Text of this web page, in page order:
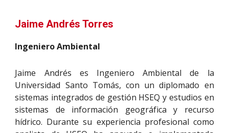
Jaime Andrés Torres
Ingeniero Ambiental
Jaime Andrés es Ingeniero Ambiental de la
Universidad Santo Tomás, con un diplomado en
sistemas integrados de gestión HSEQ y estudios en
sistemas de información geográfica y recurso
hídrico. Durante su experiencia profesional como